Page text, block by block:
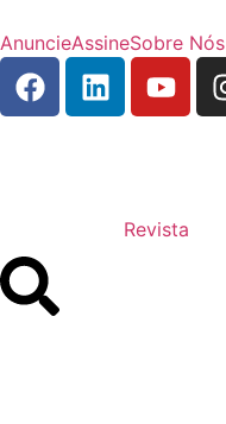
AnuncieAssineSobre Nós
Revista